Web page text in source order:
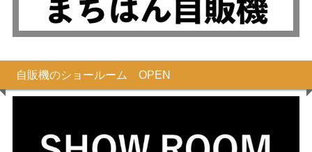
自販機のショールーム OPEN